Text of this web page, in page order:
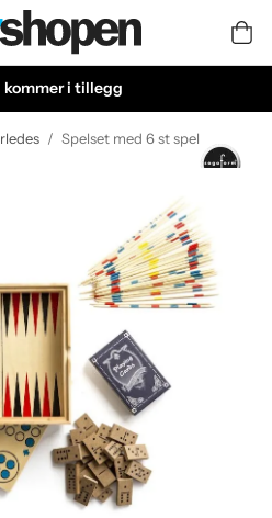
i tillegg
/ Spelset med 6 st spel